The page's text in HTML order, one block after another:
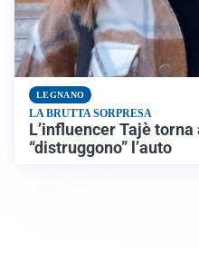
LEGNANO
LA BRUTTA SORPRESA
L’influencer Tajè
“distruggono” l’auto